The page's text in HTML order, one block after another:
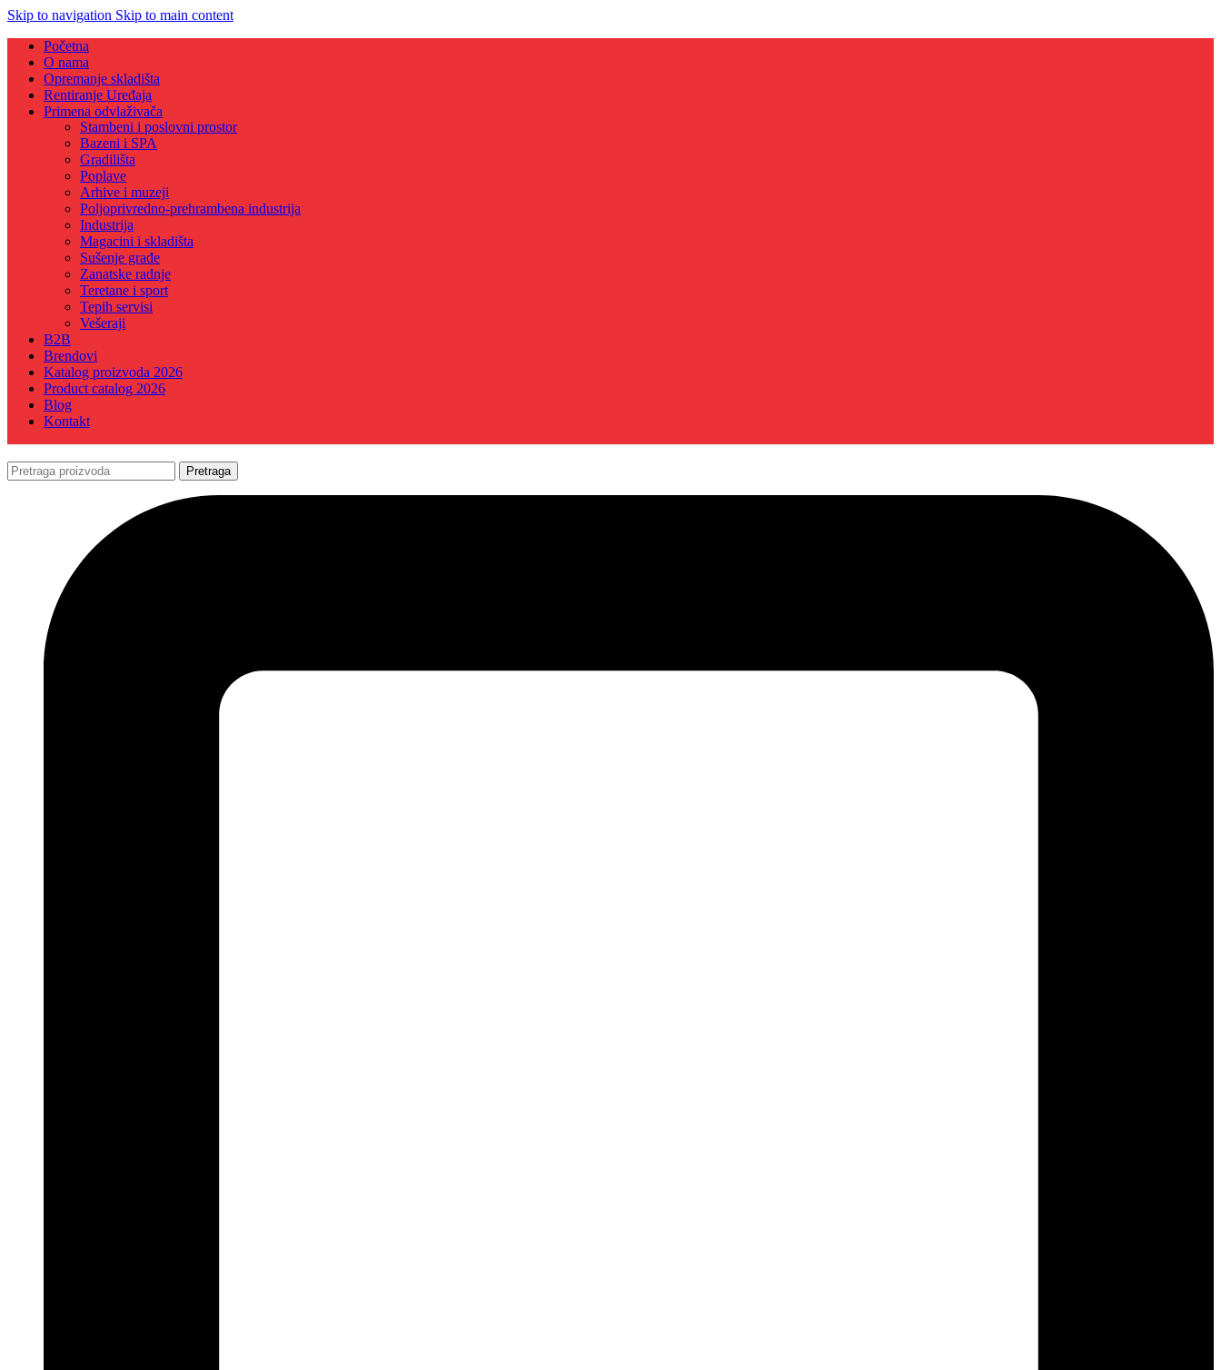
Skip to navigation Skip to main content
Početna
O nama
Opremanje skladišta
Rentiranje Uređaja
Primena odvlaživača
Stambeni i poslovni prostor
Bazeni i SPA
Gradilišta
Poplave
Arhive i muzeji
Poljoprivredno-prehrambena industrija
Industrija
Magacini i skladišta
Sušenje građe
Zanatske radnje
Teretane i sport
Tepih servisi
Vešeraji
B2B
Brendovi
Katalog proizvoda 2026
Product catalog 2026
Blog
Kontakt
Pretraga